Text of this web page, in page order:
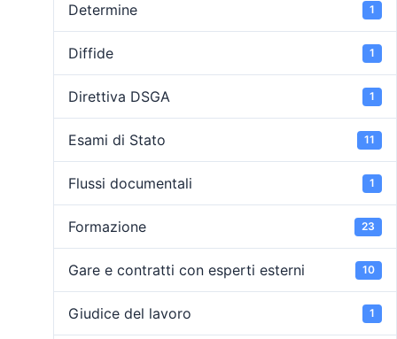
Determine 1
Diffide 1
Direttiva DSGA 1
Esami di Stato 11
Flussi documentali 1
Formazione 23
Gare e contratti con esperti esterni 10
Giudice del lavoro 1